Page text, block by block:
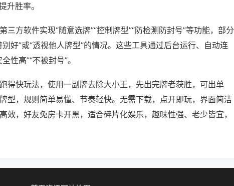
升胜率。
三方软件实现“随意选牌”“控制牌型”“防检测防封号”等功能，部分
好”或“透视他人牌型”的情况。这些工具通过后台运行、自动连
性高”“不被封号”。
得快玩法，使用一副牌去除大小王，先出完牌者获胜，可出单
型，规则简单易懂、节奏轻快。无需下载，点开即玩，界面简洁
效，好友免房卡开黑，适合碎片化娱乐，趣味性强、老少皆宜，